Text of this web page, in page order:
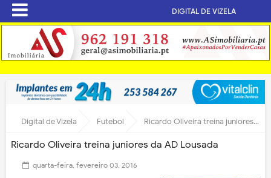
DIGITAL DE VIZELA
Digital de Vizela Futebol Ricardo Oliveira treina juniores da AD Lousada
Ricardo Oliveira treina juniores da AD Lousada
quarta-feira, fevereiro 03, 2016